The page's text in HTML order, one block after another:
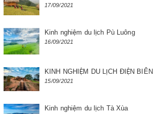
17/09/2021
Kinh nghiệm du lịch Pù Luông
16/09/2021
KINH NGHIỆM DU LỊCH ĐIỆN BIÊN
15/09/2021
Kinh nghiệm du lịch Tà Xùa